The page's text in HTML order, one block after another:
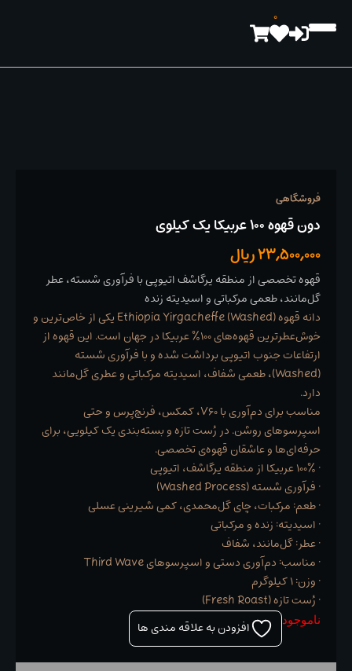
0
فروشگاهی
دون قهوه 100 عربیکا یک کیلوی
23,500,000ریال
قهوه تخصصی از منطقه یرگاشف اتیوپی با فرآوری شسته، عطر
گل‌مانند، طعمی مرکباتی و اسیدیته زنده
دانه قهوه Ethiopia Yirgacheffe (Washed) یکی از خاص‌ترین و
خوش‌عطرترین قهوه‌های ۱۰۰٪ عربیکا در جهان است. این قهوه از
ارتفاعات جنوب اتیوپی برداشت شده و با فرآوری شسته
(Washed)، طعمی شفاف، اسیدیته مرکباتی و عطری گل‌مانند
دارد.
مناسب برای دم‌آوری با V60، کمکس، فرنچ‌پرس و حتی
اسپرسوهای روشن. در رُست تازه و بسته‌بندی یک کیلویی، برای
حرفه‌ای‌ها و عاشقان قهوه‌ی تخصصی.
• ۱۰۰٪ عربیکا از منطقه یرگاشف، اتیوپی
• فرآوری شسته (Washed Process)
• طعم: مرکبات، چای گل‌محمدی، کمی شیرینی عسلی
• اسیدیته: زنده و مرکباتی
• عطر: گل‌مانند، شفاف
• مناسب: دم‌آوری دستی و اسپرسوهای Third Wave
• وزن: ۱ کیلوگرم
• رُست تازه (Fresh Roast)
ناموجود افزودن به علاقه مندی ها